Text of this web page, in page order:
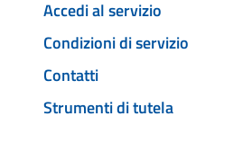
Accedi al servizio
Condizioni di servizio
Contatti
Strumenti di tutela